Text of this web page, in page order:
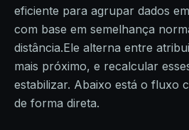
eficiente para agrupar dados em
com base em semelhança
distância.Ele alterna entre
mais próximo, e recalcular
estabilizar. Abaixo está o fluxo
de forma direta.